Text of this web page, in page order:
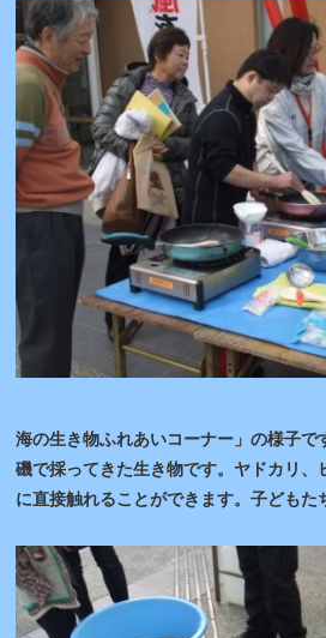
海の生き物ふれあいコーナー」の様子で
磯で採ってきた生き物です。ヤドカリ、
に直接触れることができます。子どもた